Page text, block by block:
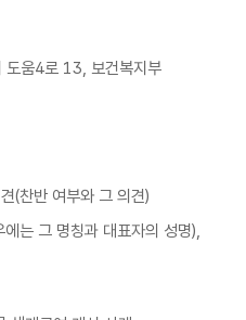
움4로 13, 보건복지부
(찬반 여부와 그 의견)
는 그 명칭과 대표자의 성명),